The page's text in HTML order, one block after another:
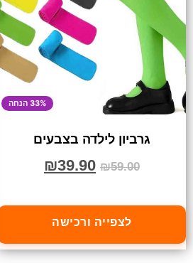
33% הנחה
גרביון לילדה בצבעים
₪59.00
₪39.90
לצפייה ורכישה